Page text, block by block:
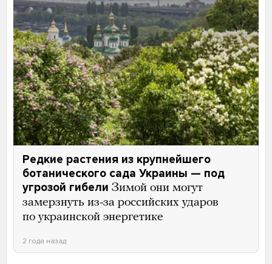
Редкие растения из крупнейшего
ботанического сада Украины — под
угрозой гибели Зимой они могут
замерзнуть из-за российских ударов
по украинской энергетике
2 года назад